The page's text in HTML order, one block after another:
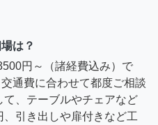
は？
円～（諸経費込み）で
通費に合わせて都度ご相談
、テーブルやチェアなど
引き出しや扉付きなど工